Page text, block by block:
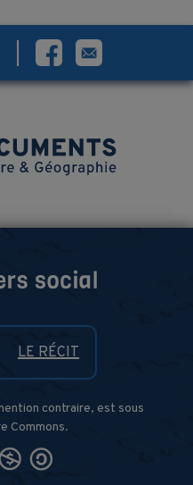
LE RÉCIT
contraire, est sous
Commons.